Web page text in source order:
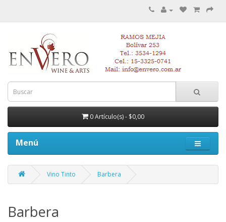
0 Artículo(s) - $0,00
Menú
Vino Tinto Barbera
Barbera